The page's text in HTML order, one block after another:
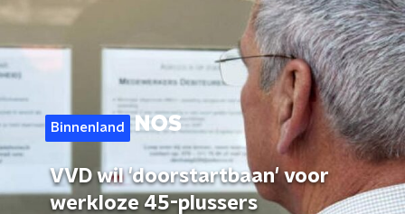
Binnenland
VVD wil 'doorstartbaan' voor
werkloze 45-plussers